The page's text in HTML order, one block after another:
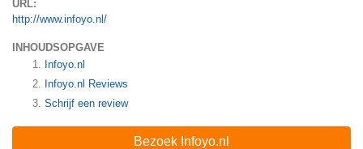
URL:
http://www.infoyo.nl/
INHOUDSOPGAVE
Infoyo.nl
Infoyo.nl Reviews
Schrijf een review
Bezoek Infoyo.nl